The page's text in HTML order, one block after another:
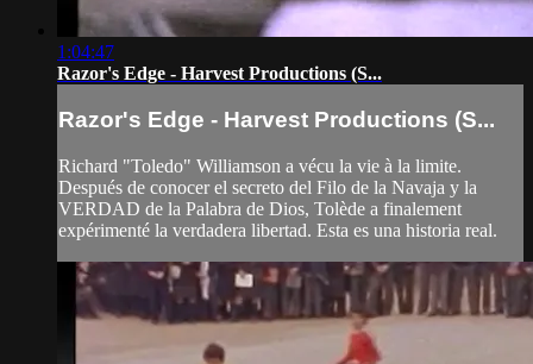
1:04:47
Razor's Edge - Harvest Productions (S...
Razor's Edge - Harvest Productions (S...
Richard "Toledo" Williamson a vécu la vie à la limite.
Después de conocer el secreto del Filo de la Navaja y la
VERDAD de la Palabra de Dios, Tolède a finalement
expérimenté la verdadera libertad. Esta es una historia real.